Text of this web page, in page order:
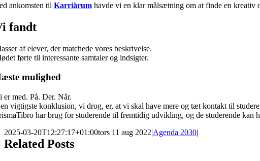
ankomsten til Karriärumhavde vi en klar målsætning om at finde en kreativ
fandt
af elever, der matchede vores beskrivelse.
førte til interessante samtaler og indsigter.
mulighed
er med. På. Der. Når.
vigtigste konklusion, vi drog, er, at vi skal have mere og tæt kontakt til
har brug for studerende til fremtidig udvikling, og de studerende kan
2025-03-20T12:27:17+01:00tors 11 aug 2022|Agenda 2030|
Related Posts